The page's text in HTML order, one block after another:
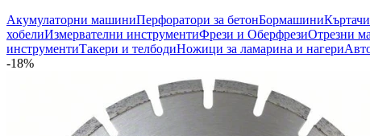
Акумулаторни машиниПерфоратори за бетонБормашиниКъртачи
хобелиИзмервателни инструментиФрези и ОберфрезиОтрезни
инструментиТакери и телбодиНожици за ламарина и нагери
-18%